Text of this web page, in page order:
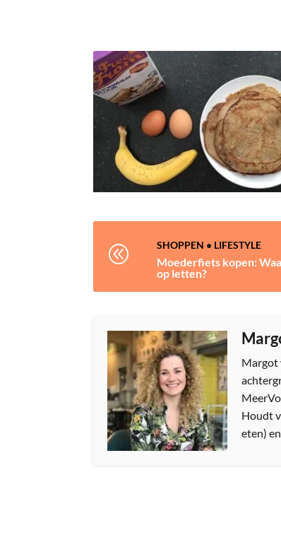
@ SHOPPEN • LIFESTYLE
Moederfiets kopen:
op letten?
Margot
Houdt
eten)